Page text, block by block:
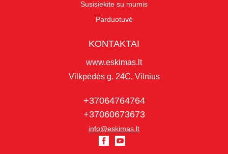
Susisiekite su mumis
Parduotuvė
KONTAKTAI
www.eskimas.lt
Vilkpėdės g. 24C, Vilnius
+37064764764
+37060673673
info@eskimas.lt